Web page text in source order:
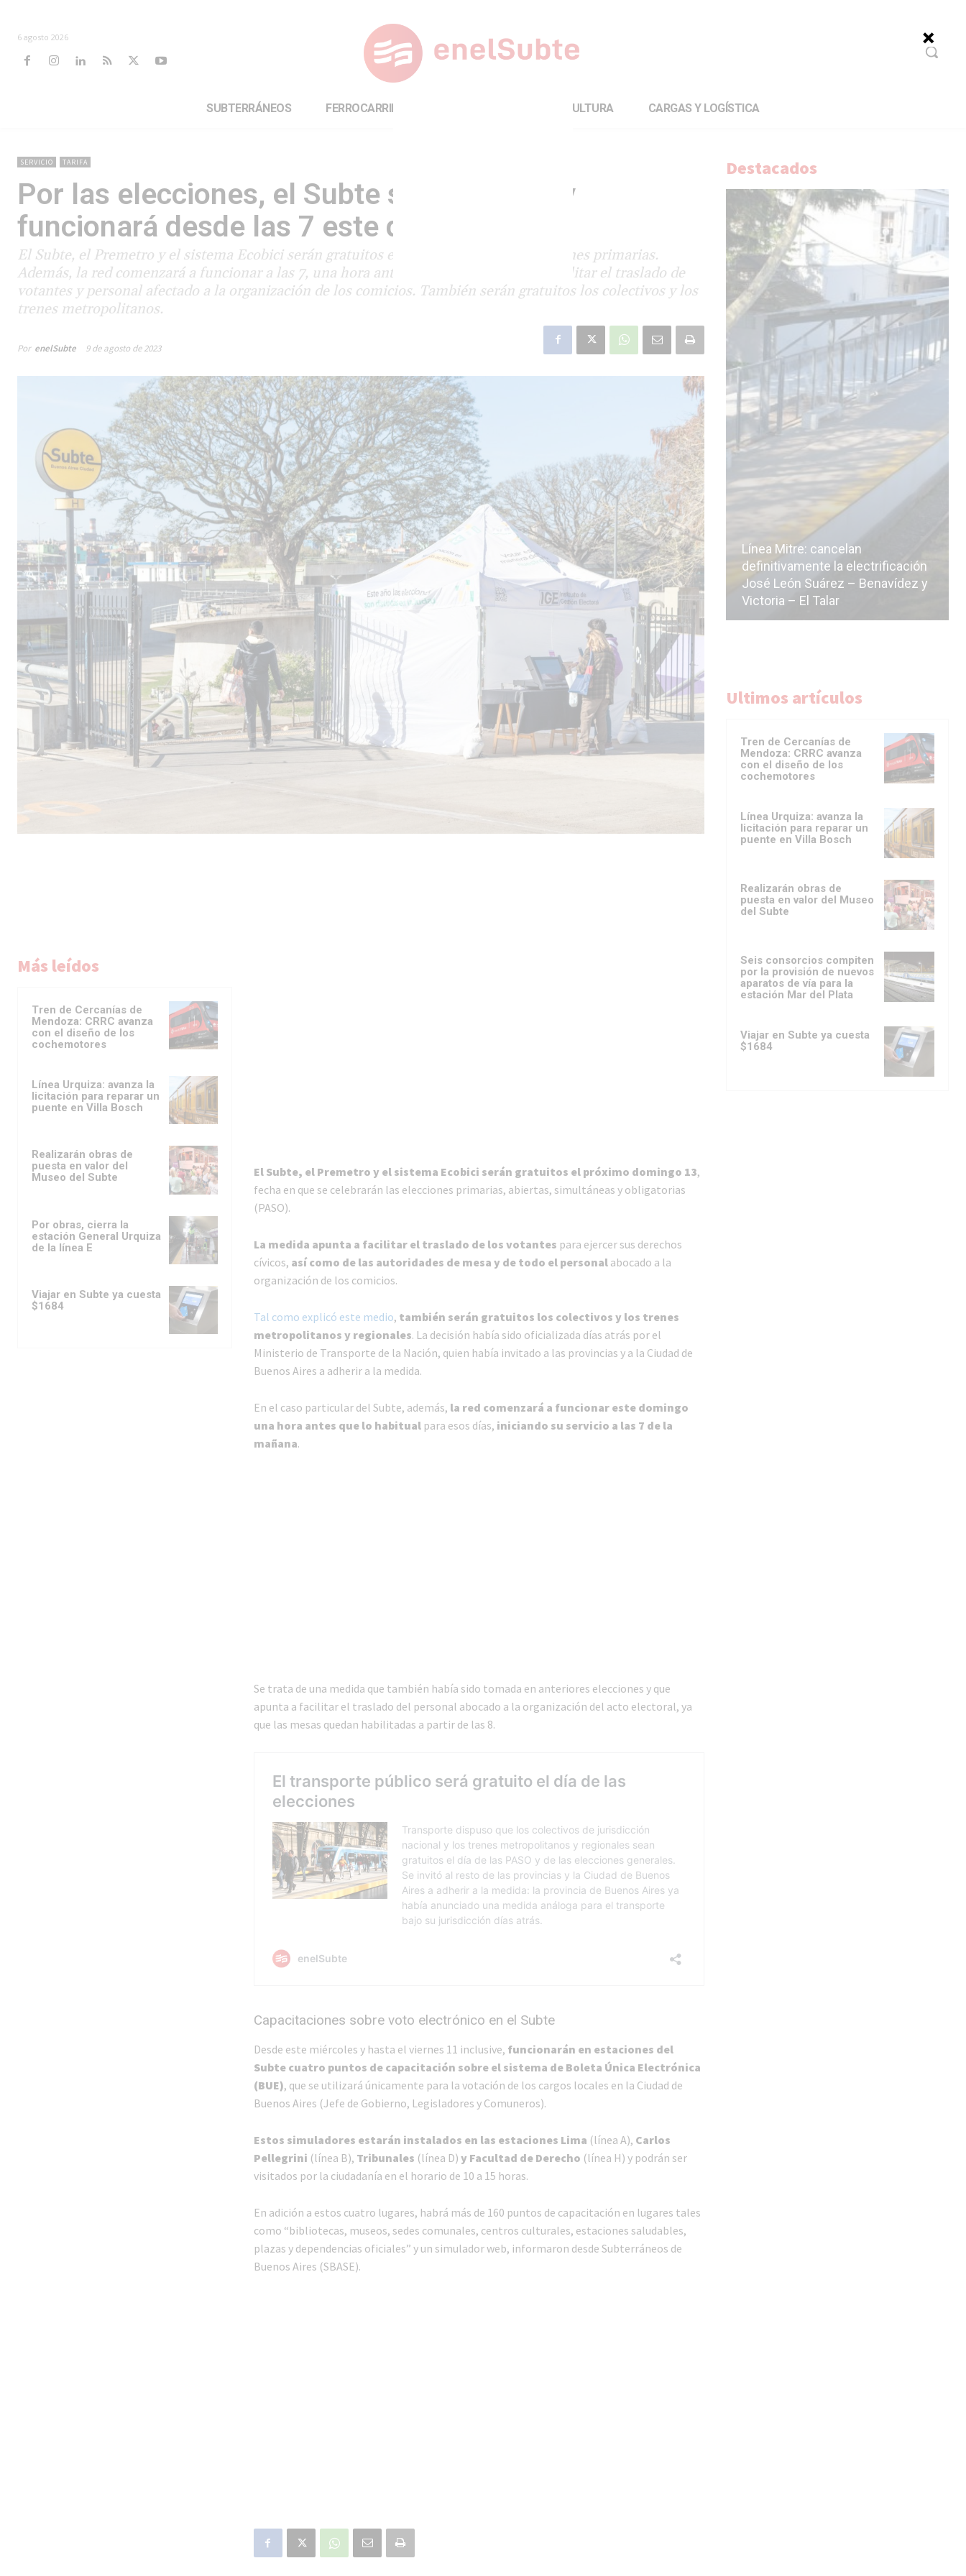
6 agosto 2026
SUBTERRÁNEOS FERROCARRILES CULTURA CARGAS Y LOGÍSTICA
SERVICIO TARIFA
Por las elecciones, el Subte será gratuito y
funcionará desde las 7 este domingo
El Subte, el Premetro y el sistema Ecobici serán gratuitos este domingo por las elecciones primarias.
Además, la red comenzará a funcionar a las 7, una hora antes que lo habitual, para facilitar el traslado de
votantes y personal afectado a la organización de los comicios. También serán gratuitos los colectivos y los
trenes metropolitanos.
Por enelSubte 9 de agosto de 2023
Más leídos
Tren de Cercanías de
Mendoza: CRRC avanza
con el diseño de los
cochemotores
Línea Urquiza: avanza la
licitación para reparar un
puente en Villa Bosch
Realizarán obras de
puesta en valor del
Museo del Subte
Por obras, cierra la
estación General Urquiza
de la línea E
Viajar en Subte ya cuesta
$1684
El Subte, el Premetro y el sistema Ecobici serán gratuitos el próximo domingo 13,
fecha en que se celebrarán las elecciones primarias, abiertas, simultáneas y obligatorias
(PASO).
La medida apunta a facilitar el traslado de los votantes para ejercer sus derechos
cívicos, así como de las autoridades de mesa y de todo el personalabocado a la
organización de los comicios.
Tal como explicó este medio, también serán gratuitos los colectivos y los trenes
metropolitanos y regionales. La decisión había sido oficializada días atrás por el
Ministerio de Transporte de la Nación, quien había invitado a las provincias y a la Ciudad de
Buenos Aires a adherir a la medida.
En el caso particular del Subte, además, la red comenzará a funcionar este domingo
una hora antes que lo habitualpara esos días, iniciando su servicio a las 7 de la
mañana.
Se trata de una medida que también había sido tomada en anteriores elecciones y que
apunta a facilitar el traslado del personal abocado a la organización del acto electoral, ya
que las mesas quedan habilitadas a partir de las 8.
Capacitaciones sobre voto electrónico en el Subte
Desde este miércoles y hasta el viernes 11 inclusive, funcionarán en estaciones del
Subte cuatro puntos de capacitación sobre el sistema de Boleta Única Electrónica
(BUE), que se utilizará únicamente para la votación de los cargos locales en la Ciudad de
Buenos Aires (Jefe de Gobierno, Legisladores y Comuneros).
Estos simuladores estarán instalados en las estaciones Lima (línea A), Carlos
Pellegrini (línea B), Tribunales (línea D) y Facultad de Derecho (línea H) y podrán ser
visitados por la ciudadanía en el horario de 10 a 15 horas.
En adición a estos cuatro lugares, habrá más de 160 puntos de capacitación en lugares tales
como “bibliotecas, museos, sedes comunales, centros culturales, estaciones saludables,
plazas y dependencias oficiales” y un simulador web, informaron desde Subterráneos de
Buenos Aires (SBASE).
Destacados
Malestar en el sector privado por
los cambios sin fin al proyecto de
la línea F
Línea Mitre: dieron oficialmente
de baja la construcción de la
estación Nordelta
Línea Mitre: cancelan
definitivamente la electrificación
José León Suárez – Benavídez y
Victoria – El Talar
Ultimos artículos
Tren de Cercanías de
Mendoza: CRRC avanza
con el diseño de los
cochemotores
Línea Urquiza: avanza la
licitación para reparar un
puente en Villa Bosch
Realizarán obras de
puesta en valor del Museo
del Subte
Seis consorcios compiten
por la provisión de nuevos
aparatos de vía para la
estación Mar del Plata
Viajar en Subte ya cuesta
$1684